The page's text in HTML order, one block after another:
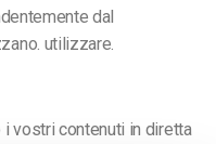
dal
utilizzare.
vostri contenuti in diretta